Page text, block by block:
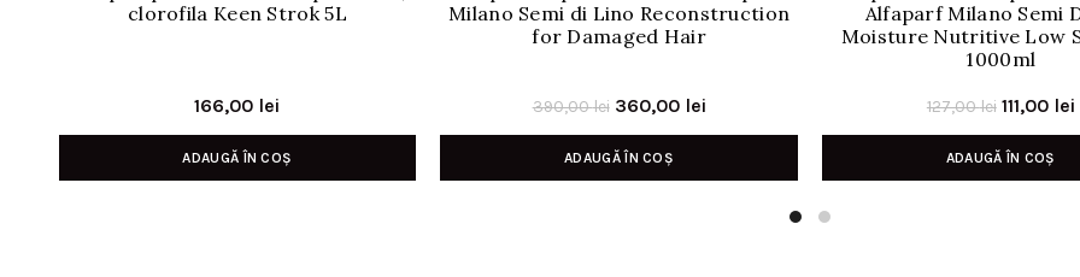
clorofila Keen Strok 5L
166,00 lei
ADAUGĂ ÎN COȘ
Milano Semi di Lino Reconstruction
for Damaged Hair
390,00lei Prețul
inițial
a
360,00 leiPrețul
curent
ADAUGĂ ÎN COȘ
Alfaparf Milano Semi
Moisture Nutritive Low
1000ml
127,00lei Prețul
inițial
a
111,00 lei
ADAUGĂ ÎN COȘ